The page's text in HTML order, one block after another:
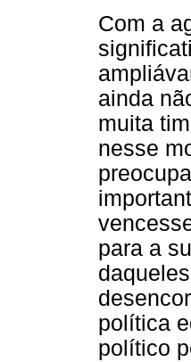
Com a
ainda
muita
nesse
para a
política
político